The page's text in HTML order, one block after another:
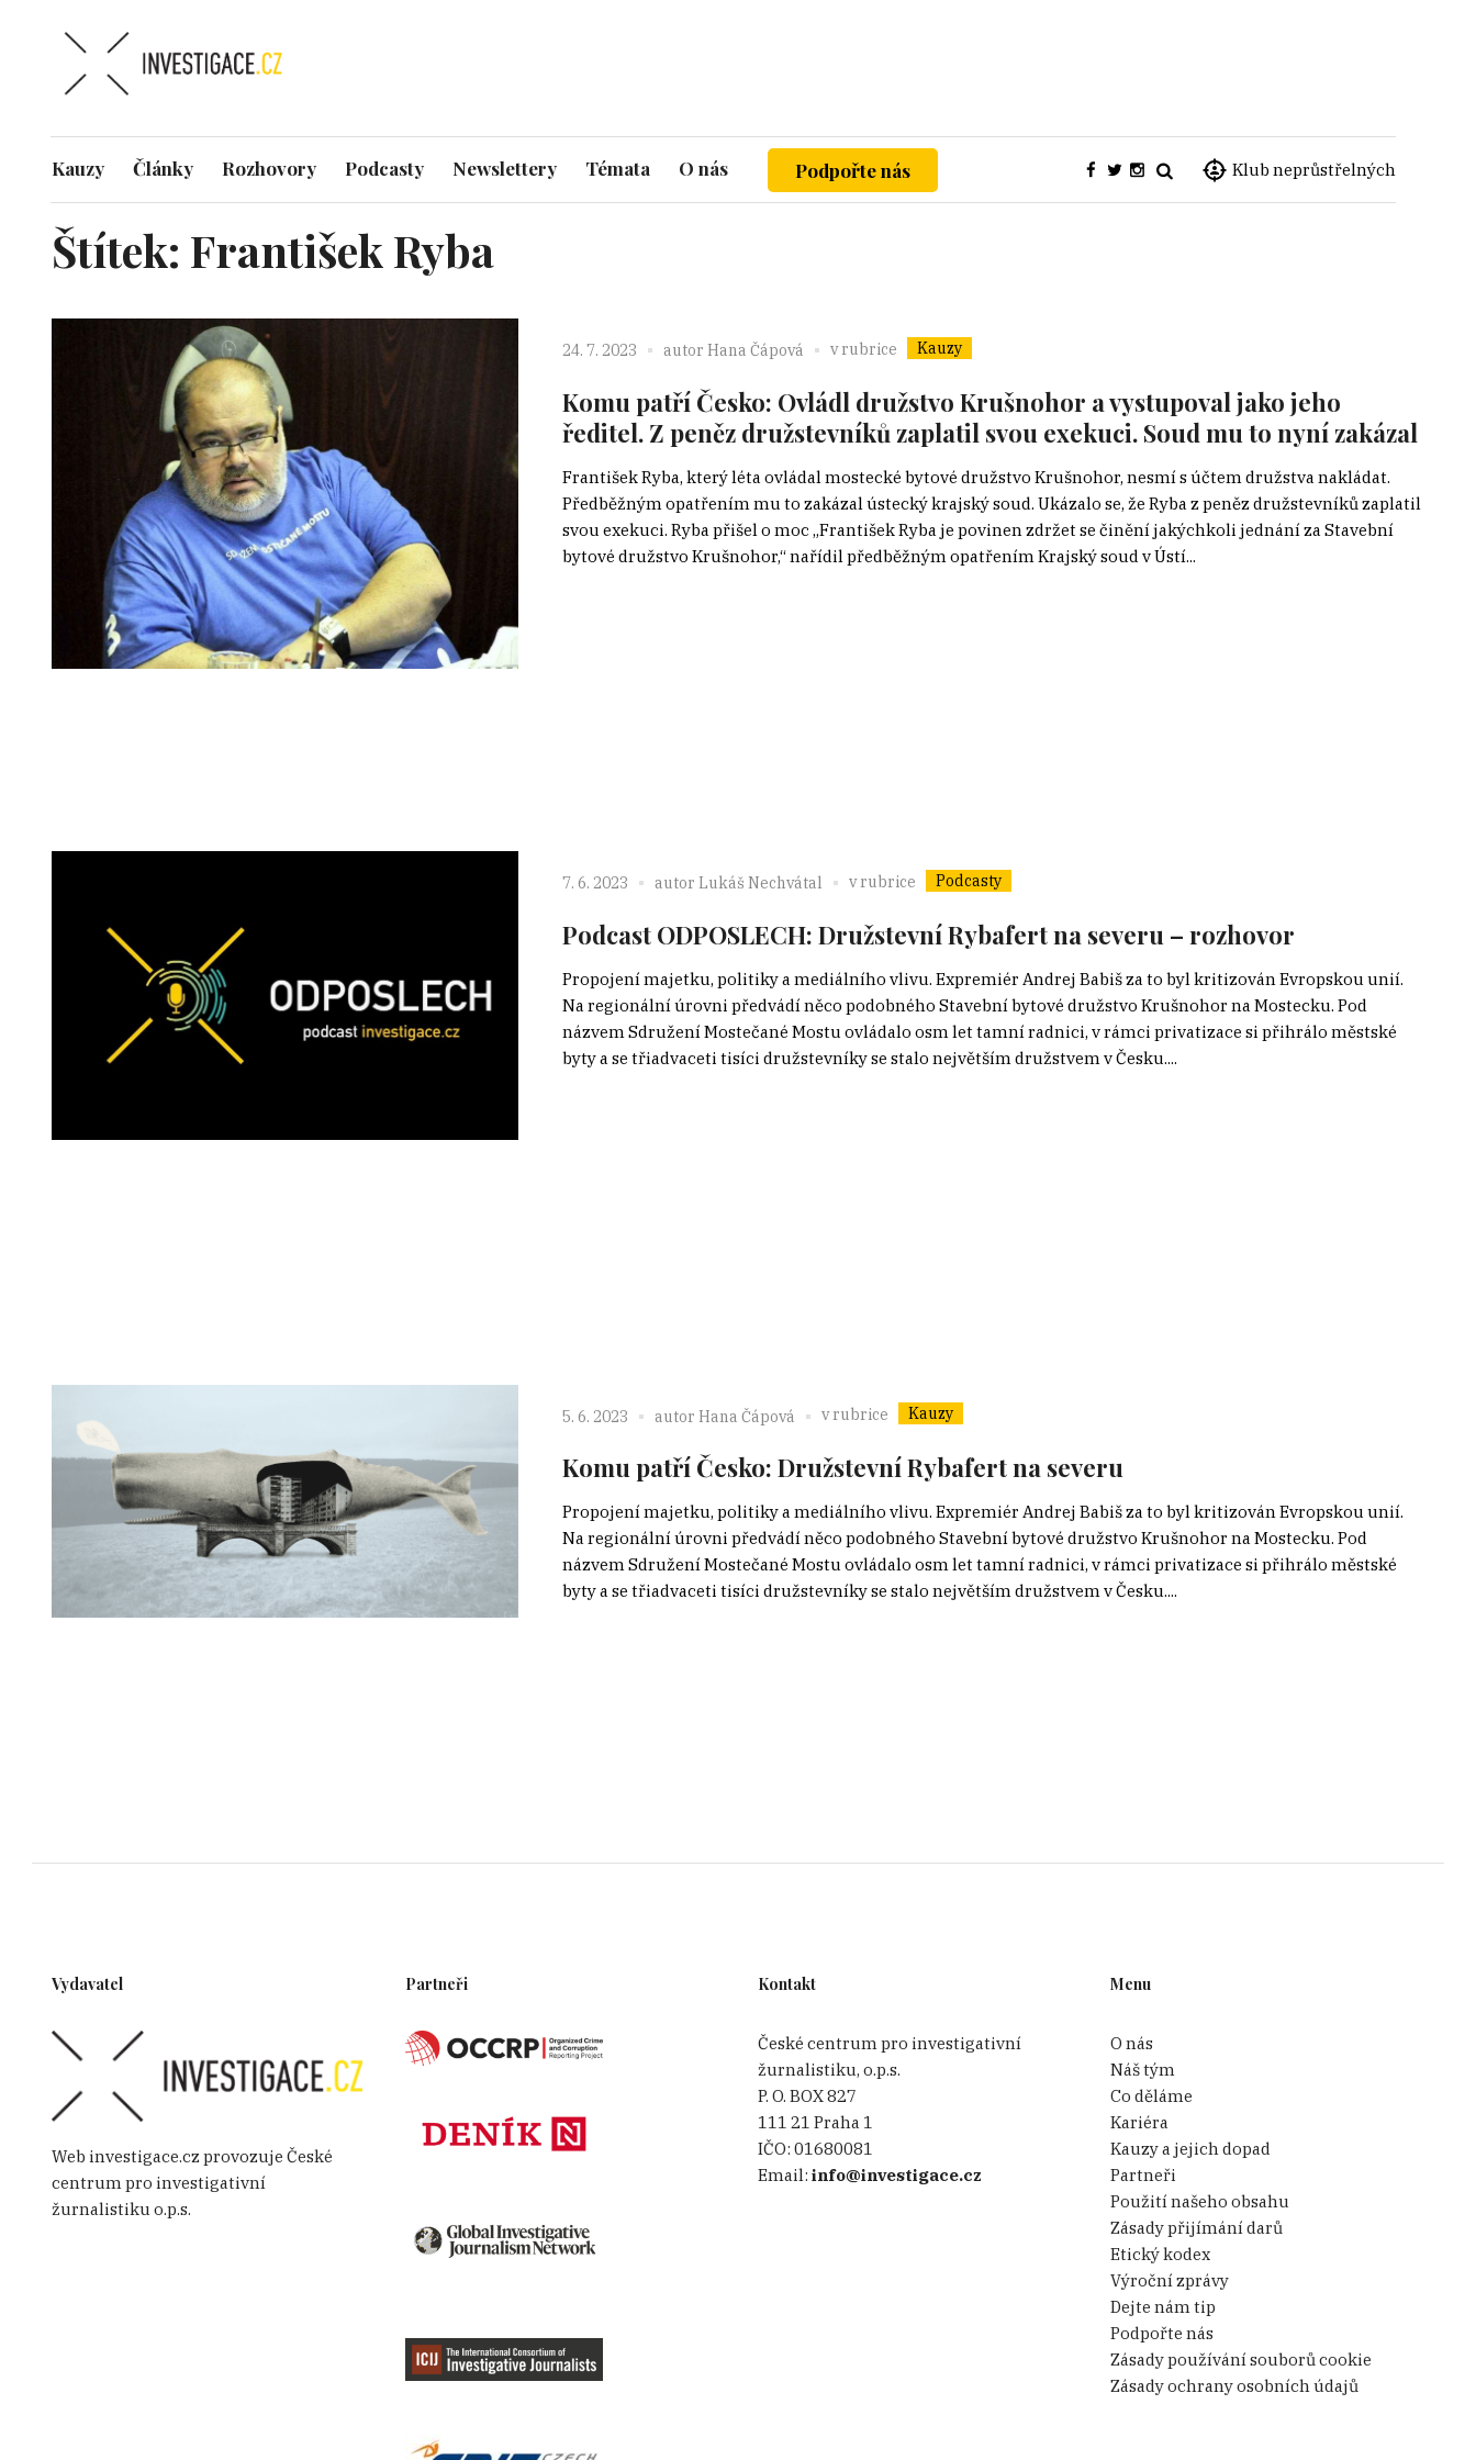
Klub neprůstřelných
Kauzy Články Rozhovory Podcasty Newslettery Témata O nás Podpořte nás
Štítek: František Ryba
24. 7. 2023 autor Hana Čápová v rubrice Kauzy
Komu patří Česko: Ovládl družstvo Krušnohor a vystupoval jako jeho
ředitel. Z peněz družstevníků zaplatil svou exekuci. Soud mu to nyní zakázal
František Ryba, který léta ovládal mostecké bytové družstvo Krušnohor, nesmí s účtem družstva nakládat.
Předběžným opatřením mu to zakázal ústecký krajský soud. Ukázalo se, že Ryba z peněz družstevníků zaplatil
svou exekuci. Ryba přišel o moc „František Ryba je povinen zdržet se činění jakýchkoli jednání za Stavební
bytové družstvo Krušnohor,“ nařídil předběžným opatřením Krajský soud v Ústí...
7. 6. 2023 autor Lukáš Nechvátal v rubrice Podcasty
Podcast ODPOSLECH: Družstevní Rybafert na severu – rozhovor
Propojení majetku, politiky a mediálního vlivu. Expremiér Andrej Babiš za to byl kritizován Evropskou unií.
Na regionální úrovni předvádí něco podobného Stavební bytové družstvo Krušnohor na Mostecku. Pod
názvem Sdružení Mostečané Mostu ovládalo osm let tamní radnici, v rámci privatizace si přihrálo městské
byty a se třiadvaceti tisíci družstevníky se stalo největším družstvem v Česku....
5. 6. 2023 autor Hana Čápová v rubrice Kauzy
Komu patří Česko: Družstevní Rybafert na severu
Propojení majetku, politiky a mediálního vlivu. Expremiér Andrej Babiš za to byl kritizován Evropskou unií.
Na regionální úrovni předvádí něco podobného Stavební bytové družstvo Krušnohor na Mostecku. Pod
názvem Sdružení Mostečané Mostu ovládalo osm let tamní radnici, v rámci privatizace si přihrálo městské
byty a se třiadvaceti tisíci družstevníky se stalo největším družstvem v Česku....
Vydavatel
Web investigace.cz provozuje České
centrum pro investigativní
žurnalistiku o.p.s.
Partneři Kontakt
České centrum pro investigativní
žurnalistiku, o.p.s.
P. O. BOX 827
111 21 Praha 1
IČO: 01680081
Email: info@investigace.cz
Menu
O nás
Náš tým
Co děláme
Kariéra
Kauzy a jejich dopad
Partneři
Použití našeho obsahu
Zásady přijímání darů
Etický kodex
Výroční zprávy
Dejte nám tip
Podpořte nás
Zásady používání souborů cookie
Zásady ochrany osobních údajů